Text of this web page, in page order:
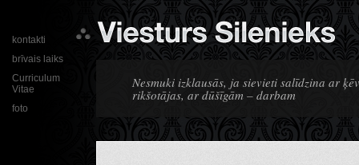
Nesmuki izklausās, ja sievieti salīdzina ar
rikšotājas, ar dūšīgām – darbam
kontakti
brīvais laiks
Curriculum
Vitae
foto